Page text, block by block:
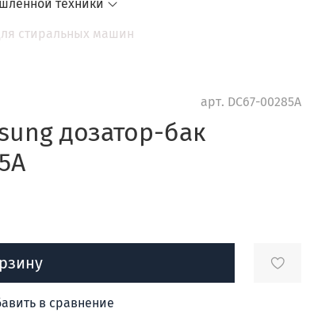
техники
стиральных машин
арт. DC67-00285A
дозатор-бак
в сравнение